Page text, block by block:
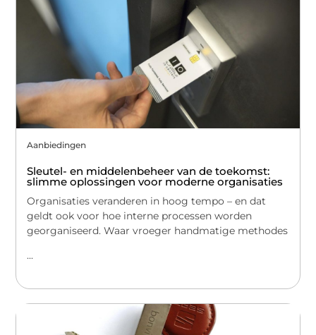
Aanbiedingen
Sleutel- en middelenbeheer van de toekomst:
slimme oplossingen voor moderne organisaties
Organisaties veranderen in hoog tempo – en dat
geldt ook voor hoe interne processen worden
georganiseerd. Waar vroeger handmatige methodes
...